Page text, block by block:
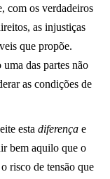
com os verdadeiros
as injustiças
que propõe.
das partes não
as condições de
esta diferença e
bem aquilo que o
risco de tensão que